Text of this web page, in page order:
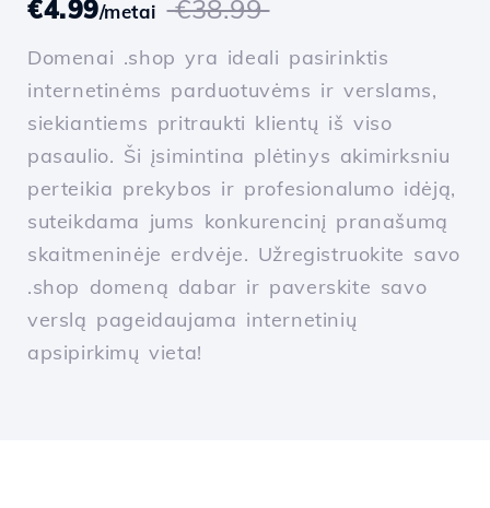
€4.99/metai €38.99
Domenai .shop yra ideali pasirinktis
internetinėms parduotuvėms ir verslams,
siekiantiems pritraukti klientų iš viso
pasaulio. Ši įsimintina plėtinys akimirksniu
perteikia prekybos ir profesionalumo idėją,
suteikdama jums konkurencinį pranašumą
skaitmeninėje erdvėje. Užregistruokite savo
.shop domeną dabar ir paverskite savo
verslą pageidaujama internetinių
apsipirkimų vieta!